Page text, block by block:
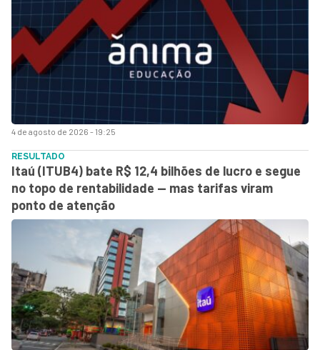
4 de agosto de 2026 - 19:25
RESULTADO
Itaú (ITUB4) bate R$ 12,4 bilhões de lucro e segue
no topo de rentabilidade — mas tarifas viram
ponto de atenção